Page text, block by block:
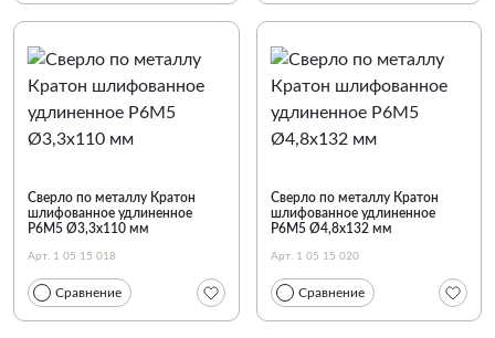
Сверло по металлу Кратон
шлифованное удлиненное
Р6М5 Ø3,3х110 мм
Арт. 1 05 15 018
Сравнение
Сверло по металлу Кратон
шлифованное удлиненное
Р6М5 Ø4,8х132 мм
Арт. 1 05 15 020
Сравнение